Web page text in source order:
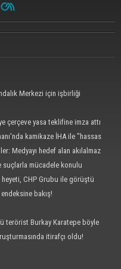
Merkezi için işbirliği
çerçeve yasa teklifine imza attı
kamikaze İHA ile "hassas
Medyayı hedef alan akılalmaz
suçlarla mücadele konulu
CHP Grubu ile görüştü
bakış!
terörist Burkay Karatepe böyle
itirafçı oldu!